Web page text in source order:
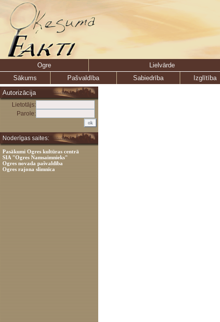
Ogre
Lielvārde
Sākums
Pašvaldība Sabiedrība
Izglītība
Autorizācija
Lietotājs:
Parole:
Noderīgas saites:
Pasākumi Ogres kultūras centrā
SIA "Ogres Namsaimnieks"
Ogres novada pašvaldība
Ogres rajona slimnīca